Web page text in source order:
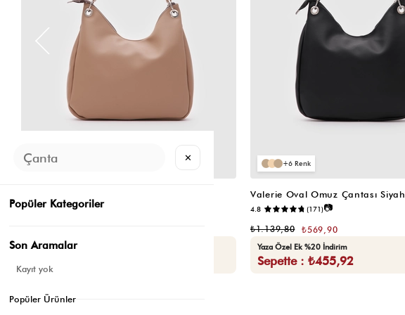
4.8 (6)📷
Seçili Ürünlerde Ek %30 İndirim
6
Valerie Oval Omuz Çantası Siyah
4.8 (171)📷
₺569,90
₺1.139,80
Yaza Özel Ek %20 İndirim
Sepette : ₺455,92
✕
Popüler Kategoriler
Son Aramalar
Kayıt yok
Popüler Ürünler